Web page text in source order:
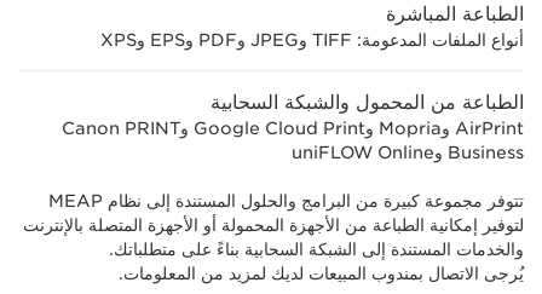
الطباعة المباشرة
أنواع الملفات المدعومة: TIFF وJPEG وPDF وEPS وXPS
الطباعة من المحمول والشبكة السحابية
AirPrint وMopria وGoogle Cloud Print وCanon PRINT
Business وuniFLOW Online
تتوفر مجموعة كبيرة من البرامج والحلول المستندة إلى نظام MEAP
لتوفير إمكانية الطباعة من الأجهزة المحمولة أو الأجهزة المتصلة بالإنترنت
والخدمات المستندة إلى الشبكة السحابية بناءً على متطلباتك.
يُرجى الاتصال بمندوب المبيعات لديك لمزيد من المعلومات.